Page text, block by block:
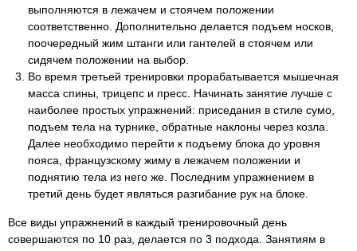
выполняются в лежачем и стоячем положении
соответственно. Дополнительно делается подъем носков,
поочередный жим штанги или гантелей в стоячем или
сидячем положении на выбор.
Во время третьей тренировки прорабатывается мышечная
масса спины, трицепс и пресс. Начинать занятие лучше с
наиболее простых упражнений: приседания в стиле сумо,
подъем тела на турнике, обратные наклоны через козла.
Далее необходимо перейти к подъему блока до уровня
пояса, французскому жиму в лежачем положении и
поднятию тела из него же. Последним упражнением в
третий день будет являться разгибание рук на блоке.
Все виды упражнений в каждый тренировочный день
совершаются по 10 раз, делается по 3 подхода. Занятиям в